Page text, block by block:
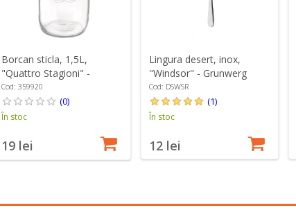
Borcan sticla, 1,5L,
"Quattro Stagioni" -
Bormioli Rocco
Cod: 359920
(0)
În stoc
19 lei
Lingura desert, inox,
"Windsor" - Grunwerg
Cod: DSWSR
(1)
În stoc
12 lei